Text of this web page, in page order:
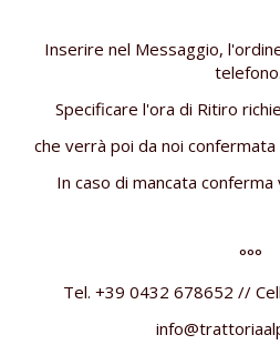
Inserire nel Messaggio,
telefono.
Specificare l'ora di Ritiro
che verrà poi da noi
In caso di mancata
°°°
Tel. +39 0432 678652 //